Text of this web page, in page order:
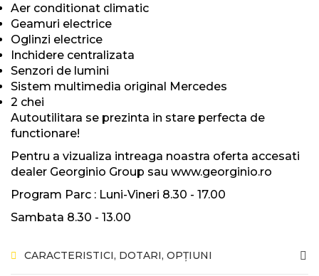
Aer conditionat climatic
Geamuri electrice
Oglinzi electrice
Inchidere centralizata
Senzori de lumini
Sistem multimedia original Mercedes
2 chei
Autoutilitara se prezinta in stare perfecta de
functionare!
Pentru a vizualiza intreaga noastra oferta accesati
dealer Georginio Group sau www.georginio.ro
Program Parc : Luni-Vineri 8.30 - 17.00
Sambata 8.30 - 13.00
CARACTERISTICI, DOTARI, OPȚIUNI